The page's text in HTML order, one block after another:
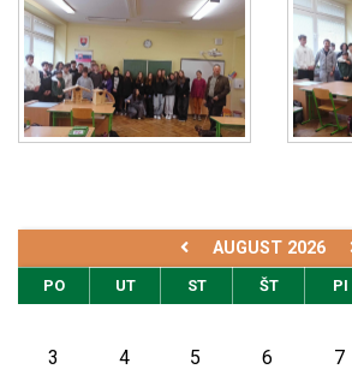
AUGUST 2026
PO UT ST ŠT PI
3
4 5 6 7